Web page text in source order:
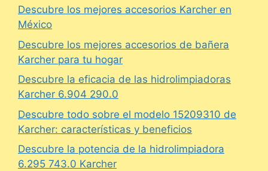
Descubre los mejores accesorios Karcher en
México
Descubre los mejores accesorios de bañera
Karcher para tu hogar
Descubre la eficacia de las hidrolimpiadoras
Karcher 6.904 290.0
Descubre todo sobre el modelo 15209310 de
Karcher: características y beneficios
Descubre la potencia de la hidrolimpiadora
6.295 743.0 Karcher